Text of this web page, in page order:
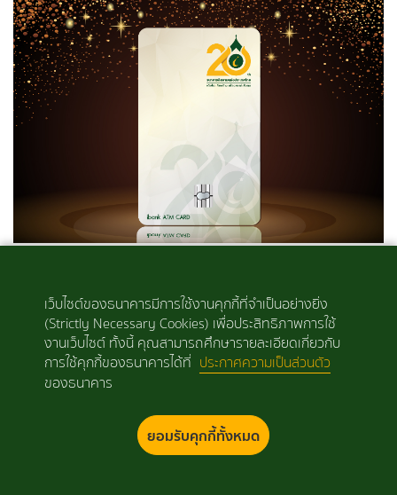
Silver)
+ รายละเอียด
เว็บไซต์ของธนาคารมีการใช้งานคุกกี้ที่จำเป็นอย่างยิ่ง
(Strictly Necessary Cookies) เพื่อประสิทธิภาพการใช้
งานเว็บไซต์ ทั้งนี้ คุณสามารถศึกษารายละเอียดเกี่ยวกับ
การใช้คุกกี้ของธนาคารได้ที่ ประกาศความเป็นส่วนตัว
ของธนาคาร
ยอมรับคุกกี้ทั้งหมด